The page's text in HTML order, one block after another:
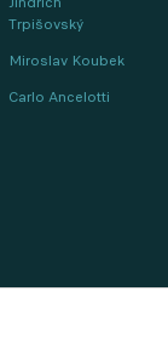
Trpišovský
Miroslav Koubek
Carlo Ancelotti